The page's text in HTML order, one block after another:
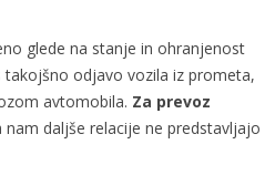
glede na stanje in ohranjenost
odjavo vozila iz prometa,
avtomobila. Za prevoz
nam daljše relacije ne predstavljajo